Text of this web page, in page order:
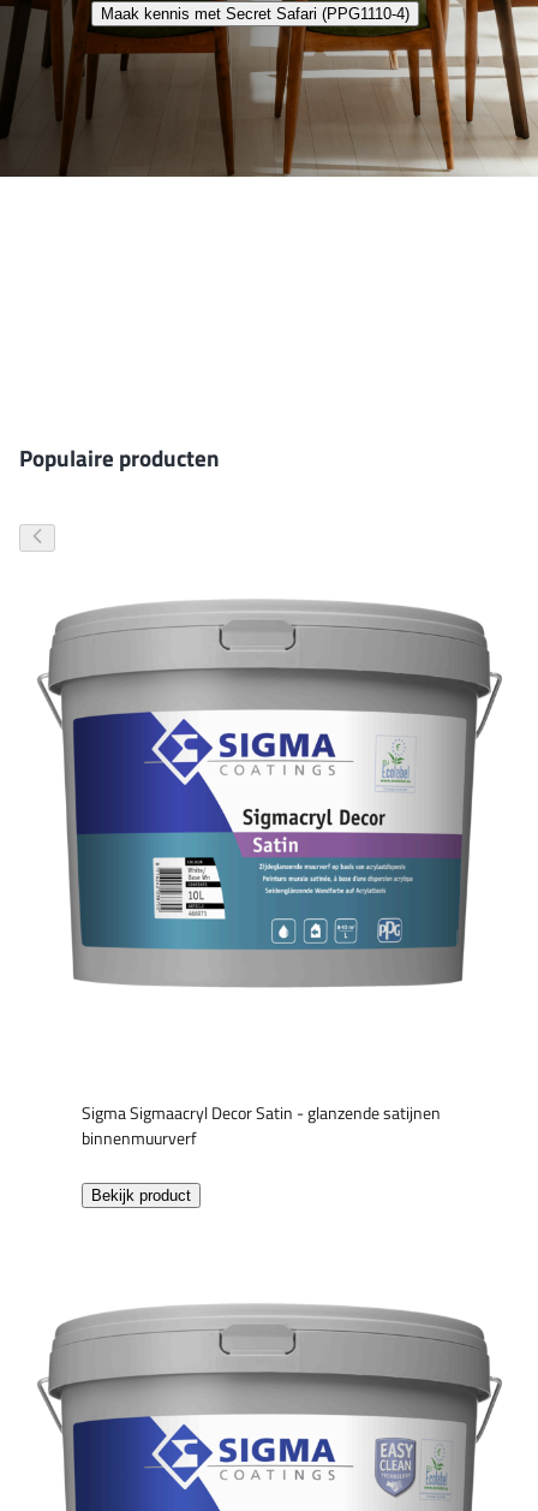
Maak kennis met Secret Safari (PPG1110-4)
Populaire producten
Sigma Sigmaacryl Decor Satin - glanzende satijnen
binnenmuurverf
Bekijk product